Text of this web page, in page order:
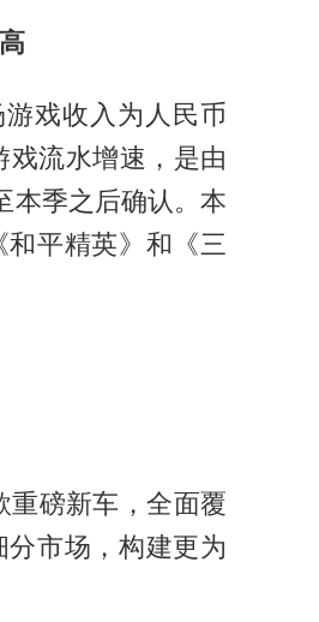
戏收入为人民币
流水增速，是由
本季之后确认。本
平精英》和《三
磅新车，全面覆
市场，构建更为